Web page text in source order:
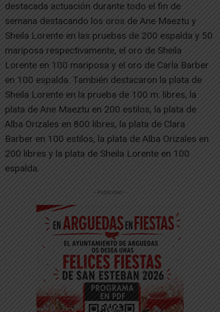
destacada actuación durante todo el fin de
semana destacando los oros de Ane Maeztu y
Sheila Lorente en las pruebas de 200 espalda y 50
mariposa respectivamente, el oro de Sheila
Lorente en 100 mariposa y el oro de Carla Barber
en 100 espalda. También destacaron la plata de
Sheila Lorente en la prueba de 100 m. libres, la
plata de Ane Maeztu en 200 estilos, la plata de
Alba Orizales en 800 libres, la plata de Clara
Barber en 100 estilos, la plata de Alba Orizales en
200 libres y la plata de Sheila Lorente en 100
espalda.
-- Publicidad --